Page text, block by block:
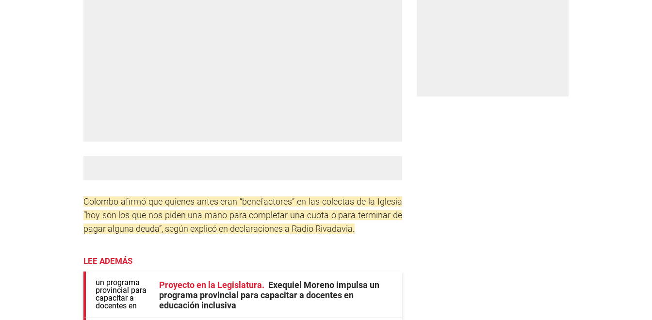
Colombo afirmó que quienes antes eran “benefactores” en las colectas de la Iglesia
“hoy son los que nos piden una mano para completar una cuota o para terminar de
pagar alguna deuda”, según explicó en declaraciones a Radio Rivadavia.
LEE ADEMÁS
Proyecto en la Legislatura
Exequiel Moreno impulsa un
programa provincial para capacitar a docentes en
educación inclusiva